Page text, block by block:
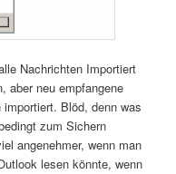
Nachrichten Importiert
aber neu empfangene
Blöd, denn was
zum Sichern
angenehmer, wenn man
lesen könnte, wenn